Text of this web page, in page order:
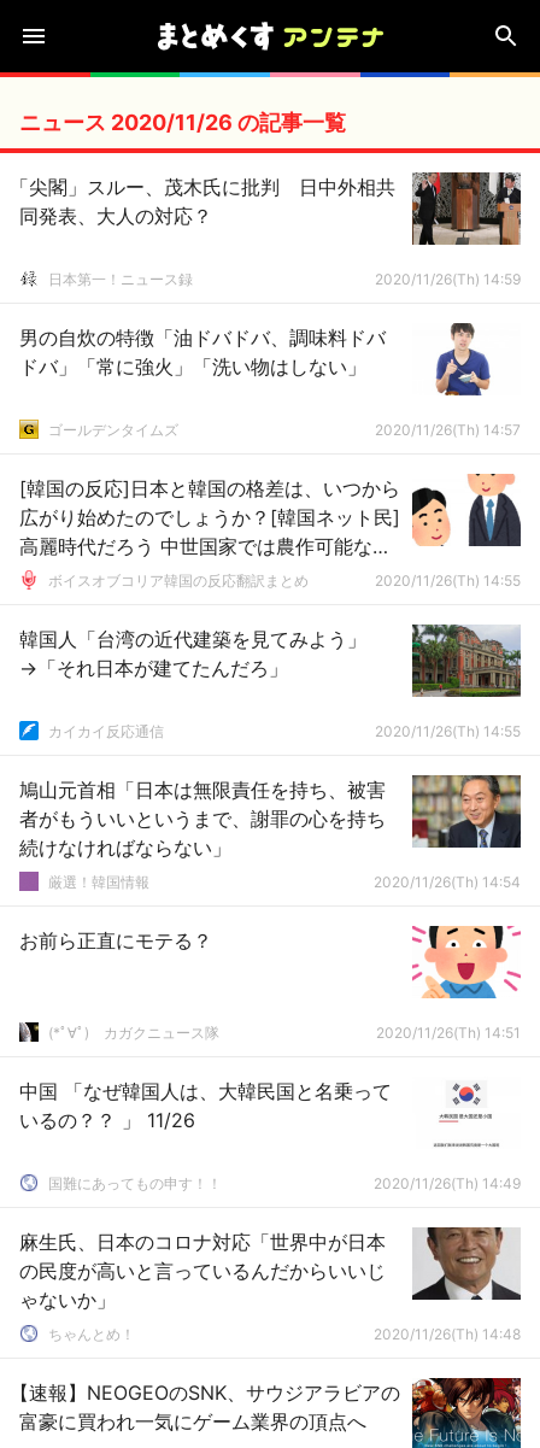
ニュース 2020/11/26 の記事一覧
「尖閣」スルー、茂木氏に批判 日中外相共
同発表、大人の対応？
日本第一！ニュース録 2020/11/26(Th) 14:59
男の自炊の特徴「油ドバドバ、調味料ドバ
ドバ」「常に強火」「洗い物はしない」
ゴールデンタイムズ 2020/11/26(Th) 14:57
[韓国の反応]日本と韓国の格差は、いつから
広がり始めたのでしょうか？[韓国ネット民]
高麗時代だろう 中世国家では農作可能な土
地が限られるし、そもそも人口が違うのだ
ボイスオブコリア韓国の反応翻訳まとめ 2020/11/26(Th) 14:55
韓国人「台湾の近代建築を見てみよう」
→「それ日本が建てたんだろ」
カイカイ反応通信 2020/11/26(Th) 14:55
鳩山元首相「日本は無限責任を持ち、被害
者がもういいというまで、謝罪の心を持ち
続けなければならない」
厳選！韓国情報 2020/11/26(Th) 14:54
お前ら正直にモテる？
(*ﾟ∀ﾟ)ゞカガクニュース隊 2020/11/26(Th) 14:51
中国 「なぜ韓国人は、大韓民国と名乗って
いるの？？ 」 11/26
国難にあってもの申す！！ 2020/11/26(Th) 14:49
麻生氏、日本のコロナ対応「世界中が日本
の民度が高いと言っているんだからいいじ
ゃないか」
ちゃんとめ！ 2020/11/26(Th) 14:48
【速報】NEOGEOのSNK、サウジアラビアの
富豪に買われ一気にゲーム業界の頂点へ